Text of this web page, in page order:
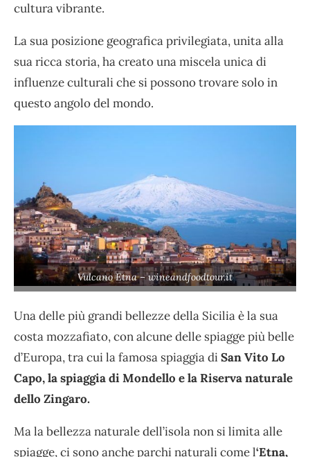
cultura vibrante.
La sua posizione geografica privilegiata, unita alla
sua ricca storia, ha creato una miscela unica di
influenze culturali che si possono trovare solo in
questo angolo del mondo.
Vulcano Etna – wineandfoodtour.it
Una delle più grandi bellezze della Sicilia è la sua
costa mozzafiato, con alcune delle spiagge più belle
d’Europa, tra cui la famosa spiaggia diSan Vito Lo
Capo, la spiaggia di Mondello e la Riserva naturale
dello Zingaro.
Ma la bellezza naturale dell’isola non si limita alle
spiagge, ci sono anche parchi naturali come l‘Etna,